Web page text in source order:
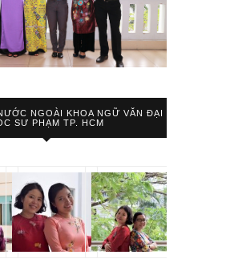
NGOÀI KHOA NGỮ VĂN ĐẠI
SƯ PHẠM TP. HCM